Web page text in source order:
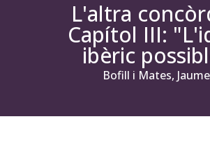
L'altra
Capítol III:
ibèric
Bofill i Mates, Jaume